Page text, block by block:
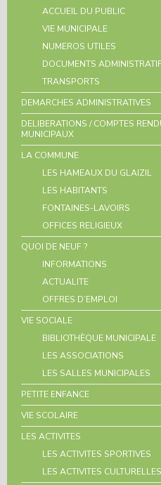
ACCUEIL DU PUBLIC
VIE MUNICIPALE
NUMEROS UTILES
DOCUMENTS
TRANSPORTS
DEMARCHES ADMINISTRATIVES
DELIBERATIONS / COMPTES
MUNICIPAUX
LA COMMUNE
LES HAMEAUX DU GLAIZIL
LES HABITANTS
FONTAINES-LAVOIRS
OFFICES RELIGIEUX
QUOI DE NEUF ?
INFORMATIONS
ACTUALITE
OFFRES D’EMPLOI
VIE SOCIALE
BIBLIOTHÈQUE MUNICIPALE
LES ASSOCIATIONS
LES SALLES MUNICIPALES
PETITE ENFANCE
VIE SCOLAIRE
LES ACTIVITES
LES ACTIVITES SPORTIVES
LES ACTIVITES CULTURELLES